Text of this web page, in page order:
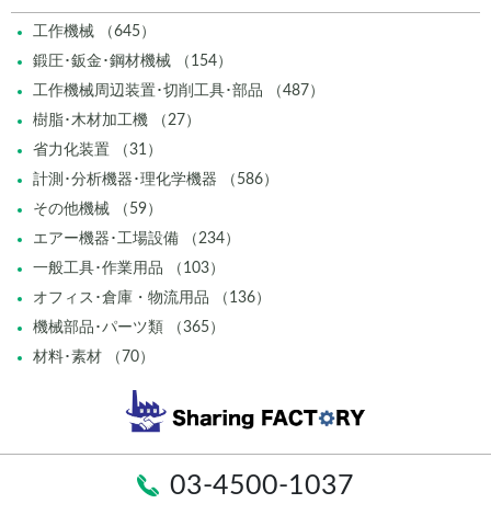
03-4500-1037
工作機械 （645）
鍛圧･鈑金･鋼材機械 （154）
工作機械周辺装置･切削工具･部品 （487）
樹脂･木材加工機 （27）
省力化装置 （31）
計測･分析機器･理化学機器 （586）
その他機械 （59）
エアー機器･工場設備 （234）
一般工具･作業用品 （103）
オフィス･倉庫・物流用品 （136）
機械部品･パーツ類 （365）
材料･素材 （70）